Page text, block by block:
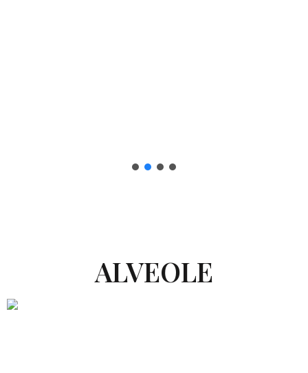
ALVEOLE